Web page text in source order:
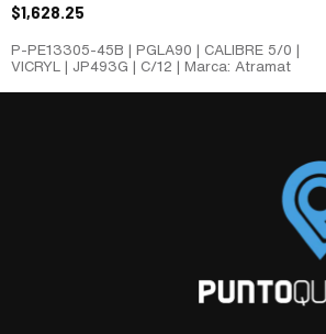
$1,628.25
P-PE13305-45B | PGLA90 | CALIBRE 5/0 |
VICRYL | JP493G | C/12 | Marca: Atramat